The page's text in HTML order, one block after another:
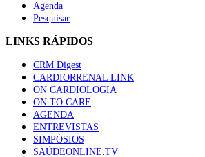
Agenda
Pesquisar
LINKS RÁPIDOS
CRM Digest
CARDIORRENAL LINK
ON CARDIOLOGIA
ON TO CARE
AGENDA
ENTREVISTAS
SIMPÓSIOS
SAÚDEONLINE.TV